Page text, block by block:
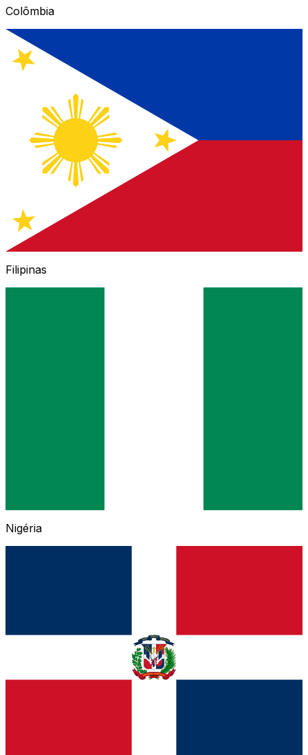
Colômbia
Filipinas
Nigéria